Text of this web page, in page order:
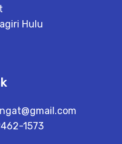
Hulu
1573